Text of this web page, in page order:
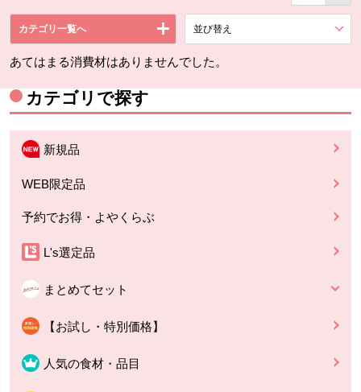
カテゴリ一覧へ 並び替え
あてはまる消費材はありませんでした。
カテゴリで探す
新規品
WEB限定品
予約でお得・よやくらぶ
L's選定品
まとめてセット
【お試し・特別価格】
人気の食材・品目